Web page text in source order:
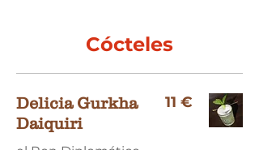
Cócteles
Delicia Gurkha
Daiquiri
11 €